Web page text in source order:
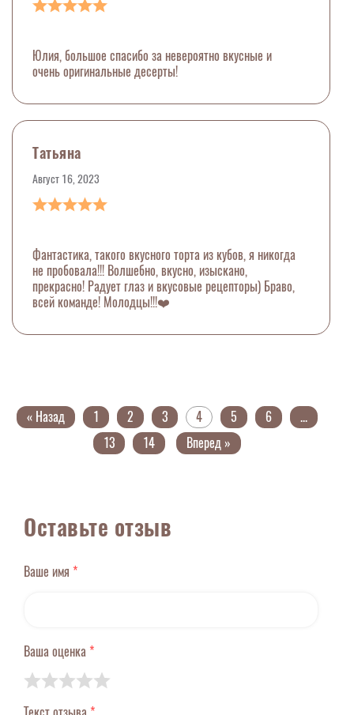
Юлия, большое спасибо за невероятно вкусные и
очень оригинальные десерты!
Татьяна
Август 16, 2023
Фантастика, такого вкусного торта из кубов, я никогда
не пробовала!!! Волшебно, вкусно, изыскано,
прекрасно! Радует глаз и вкусовые рецепторы) Браво,
всей команде! Молодцы!!!❤️
« Назад 1 2 3 4 5 6
...
13
14 Вперед »
Оставьте отзыв
Ваше имя *
Ваша оценка *